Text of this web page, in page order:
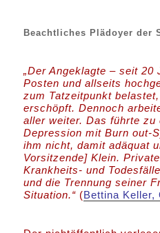
Beachtliches Plädoyer der
„Der Angeklagte – seit 20
Posten und allseits
zum Tatzeitpunkt
erschöpft. Dennoch
aller weiter. Das führte zu
Depression mit Burn out-
ihm nicht, damit adäquat
Vorsitzende] Klein.
Krankheits- und
und die Trennung seiner
Situation.“ (Bettina Keller,